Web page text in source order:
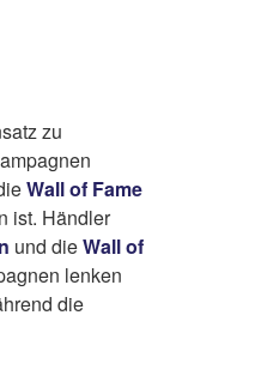
zu
Wall of Fame
ist. Händler
und dieWall of
lenken
die